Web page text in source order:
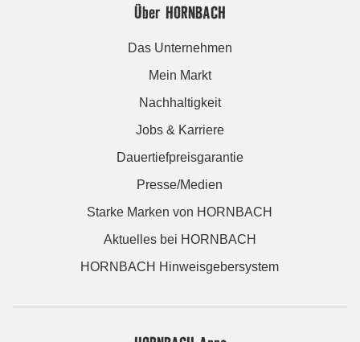
Über HORNBACH
Das Unternehmen
Mein Markt
Nachhaltigkeit
Jobs & Karriere
Dauertiefpreisgarantie
Presse/Medien
Starke Marken von HORNBACH
Aktuelles bei HORNBACH
HORNBACH Hinweisgebersystem